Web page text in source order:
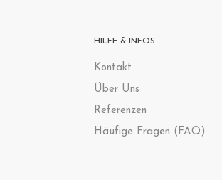
HILFE & INFOS
Kontakt
Über Uns
Referenzen
Häufige Fragen (FAQ)